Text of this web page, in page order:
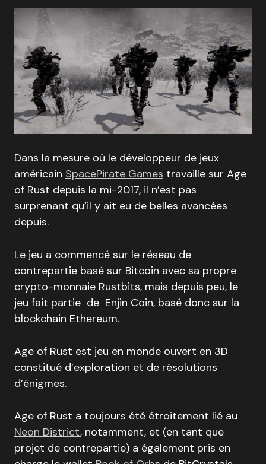
Dans la mesure où le développeur de jeux
américain SpacePirate Games travaille sur Age
of Rust depuis la mi-2017, il n’est pas
surprenant qu’il y ait eu de belles avancées
depuis.
Le jeu a commencé sur le réseau de
contrepartie basé sur Bitcoin avec sa propre
crypto-monnaie Rustbits, mais depuis peu, le
jeu fait partie de Enjin Coin, basé donc sur la
blockchain Ethereum.
Age of Rust est jeu en monde ouvert en 3D
constitué d’exploration et de résolutions
d’énigmes.
Age of Rust a toujours été étroitement lié au
Neon District, notamment, et (en tant que
projet de contrepartie) a également pris en